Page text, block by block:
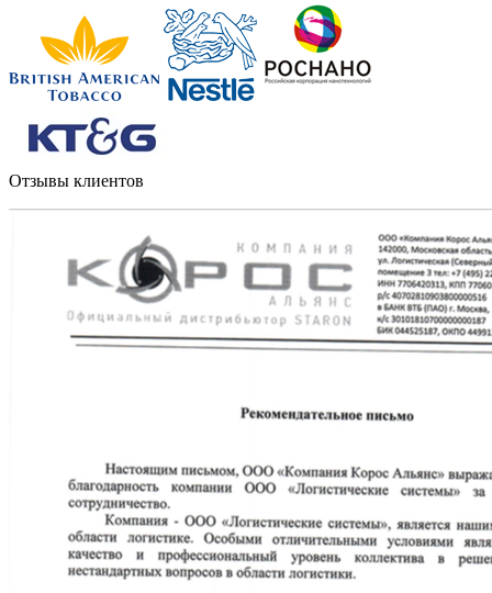
Отзывы клиентов